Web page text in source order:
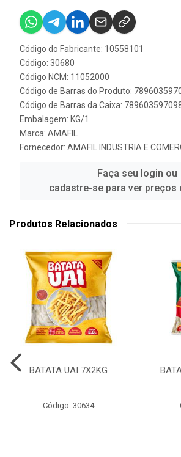
Código do Fabricante: 10558101
Código: 30680
Código NCM: 11052000
Código de Barras do Produto:
Código de Barras da Caixa:
Embalagem: KG/1
Marca: AMAFIL
Fornecedor: AMAFIL INDUSTRIA E
Faça seu login ou
cadastre-se para ver preços
Produtos Relacionados
BATATA UAI 7X2KG
Código: 30634